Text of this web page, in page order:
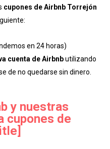
cupones de Airbnb Torrejón
en 24 horas)
cuenta de Airbnbutilizando
de no quedarse sin dinero.
y nuestras
cupones de